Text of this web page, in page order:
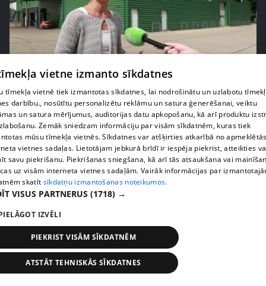
pirms 1 nedēļas, 3 dienām
Melleņu zelta drudzis: kas nosaka iepirkuma
cenu?
409. epizode
vietne izmanto sīkdatnes
tīmekļa vietnē tiek izmantotas sīkdatnes, lai nodrošinātu un uzlabotu
darbību., nosūtītu personalizētu reklāmu un satura ģenerēšanai, veiktu
un satura mērījumus, auditorijas datu apkopošanu, kā arī produktu
Zemāk sniedzam informāciju par visām sīkdatnēm, kuras tiek
mūsu tīmekļa vietnēs. Sīkdatnes var atšķirties atkarībā no
vietnes sadaļas. Lietotājam jebkurā brīdī ir iespēja piekrist, atteikties
savu piekrišanu. Piekrišanas sniegšana, kā arī tās atsaukšana vai
uz visām interneta vietnes sadaļām. Vairāk informācijas par
skatīt sīkdatņu izmantošanas noteikumos.
VISUS PARTNERUS (1718) →
IZVĒLI
PIEKRIST VISĀM SĪKDATNĒM
ATSTĀT TEHNISKĀS SĪKDATNES